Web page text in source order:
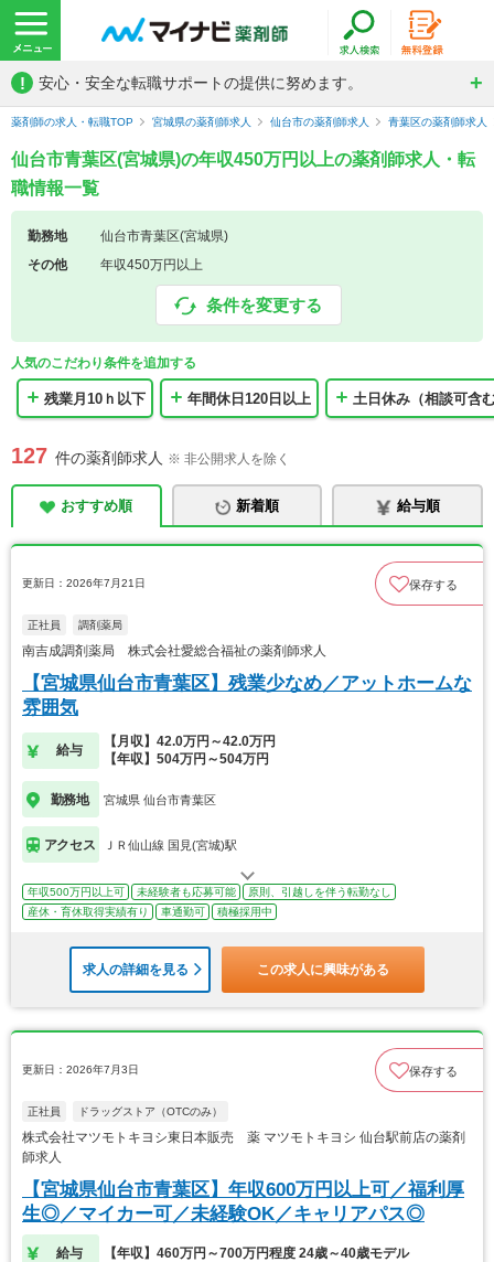
! 安心・安全な転職サポートの提供に努めます。
薬剤師の求人・転職TOP 宮城県の薬剤師求人 仙台市の薬剤師求人 青葉区の薬剤師求人
仙台市青葉区(宮城県)の年収450万円以上の薬剤師求人・転
職情報一覧
勤務地
仙台市青葉区(宮城県)
その他
年収450万円以上
条件を変更する
人気のこだわり条件を追加する
残業月10ｈ以下 年間休日120日以上 土日休み（相談可含
127 件の薬剤師求人 ※ 非公開求人を除く
おすすめ順 新着順 給与順
更新日：2026年7月21日 保存する
正社員 調剤薬局
南吉成調剤薬局 株式会社愛総合福祉の薬剤師求人
【宮城県仙台市青葉区】残業少なめ／アットホームな
雰囲気
給与
【月収】42.0万円～42.0万円
【年収】504万円～504万円
勤務地 宮城県 仙台市青葉区
アクセス ＪＲ仙山線 国見(宮城)駅
年収500万円以上可 未経験者も応募可能
原則、引越しを伴う転勤なし
産休・育休取得実績有り
車通勤可 積極採用中
求人の詳細を見る この求人に興味がある
更新日：2026年7月3日 保存する
正社員 ドラッグストア（OTCのみ）
株式会社マツモトキヨシ東日本販売 薬 マツモトキヨシ 仙台駅前店の薬剤
師求人
【宮城県仙台市青葉区】年収600万円以上可／福利厚
生◎／マイカー可／未経験OK／キャリアパス◎
給与 【年収】460万円～700万円程度 24歳～40歳モデル